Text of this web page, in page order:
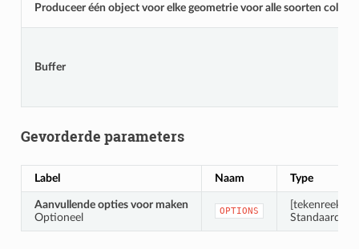
Produceer één object voor elke geometrie voor alle soorten
Buffer
Gevorderde parameters
Label Naam Type
Aanvullende opties voor maken
Optioneel
OPTIONS
[tekenreeks]
Standaard: